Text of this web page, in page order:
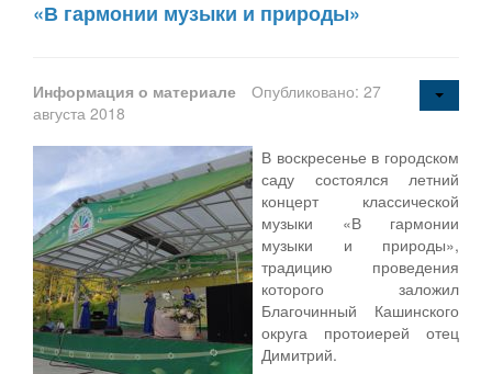
«В гармонии музыки и природы»
Информация о материале
Опубликовано: 27
августа 2018
В воскресенье в городском
саду состоялся летний
концерт классической
музыки «В гармонии
музыки и природы»,
традицию проведения
которого заложил
Благочинный Кашинского
округа протоиерей отец
Димитрий.